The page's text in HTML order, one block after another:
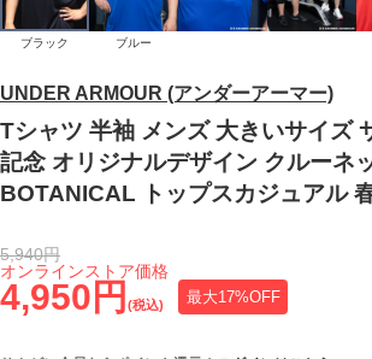
UNDER ARMOUR (アンダーアーマー)
Tシャツ 半袖 メンズ 大きいサイズ
記念 オリジナルデザイン クルーネ
BOTANICAL トップスカジュアル
4,950円 (税込) 最大17%OFF
オンラインストア価格
5,940円
ブラック ブルー